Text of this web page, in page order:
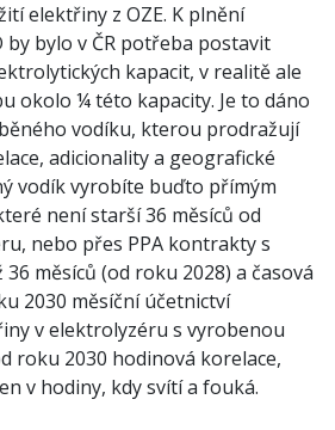
elektřiny z OZE. K plnění
by bylo v ČR potřeba postavit
kapacit, v realitě ale
okolo ¼ této kapacity. Je to dáno
vodíku, kterou prodražují
adicionality a geografické
vodík vyrobíte buďto přímým
není starší 36 měsíců od
nebo přes PPA kontrakty s
měsíců (od roku 2028) a časová
2030 měsíční účetnictví
v elektrolyzéru s vyrobenou
roku 2030 hodinová korelace,
v hodiny, kdy svítí a fouká.